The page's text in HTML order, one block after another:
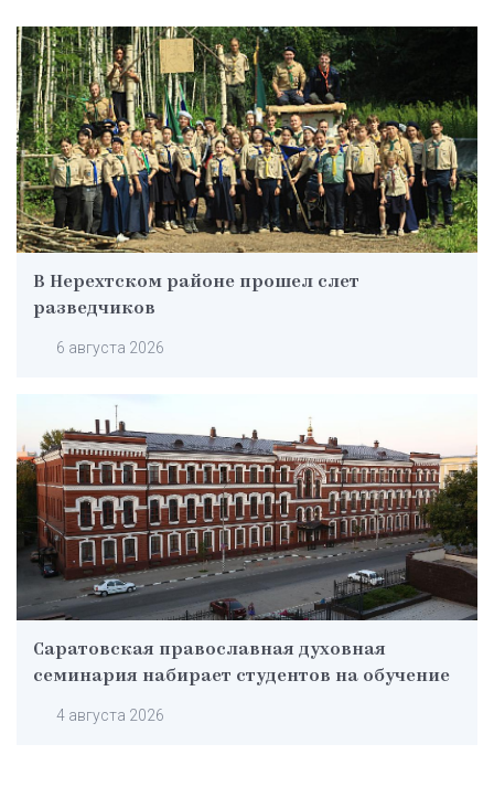
В Нерехтском районе прошел слет
разведчиков
6 августа 2026
Саратовская православная духовная
семинария набирает студентов на обучение
4 августа 2026